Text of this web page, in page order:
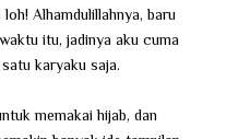
Alhamdulillahnya, baru
itu, jadinya aku cuma
karyaku saja.
memakai hijab, dan